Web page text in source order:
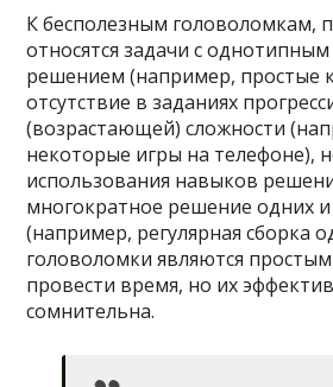
К бесполезным головоломкам,
относятся задачи с
решением (например, простые
отсутствие в заданиях
(возрастающей) сложности
некоторые игры на телефоне),
использования навыков
многократное решение одних и
(например, регулярная сборка
головоломки являются
провести время, но их
сомнительна.